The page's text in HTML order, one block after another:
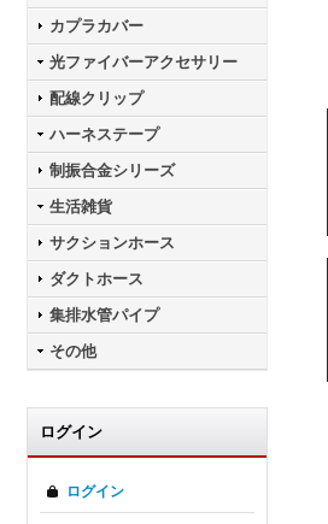
カプラカバー
光ファイバーアクセサリー
配線クリップ
ハーネステープ
制振合金シリーズ
生活雑貨
サクションホース
ダクトホース
集排水管パイプ
その他
ログイン
ログイン